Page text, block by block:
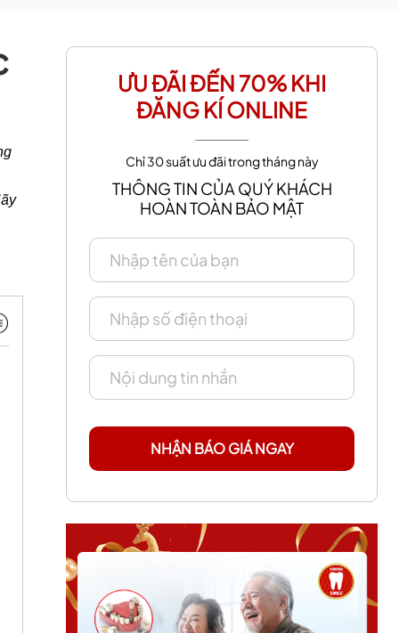
ƯU ĐÃI ĐẾN 70% KHI
ĐĂNG KÍ ONLINE
Chỉ 30 suất ưu đãi trong tháng này
THÔNG TIN CỦA QUÝ KHÁCH
HOÀN TOÀN BẢO MẬT
NHẬN BÁO GIÁ NGAY